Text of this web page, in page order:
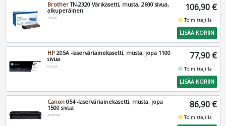
BrotherTN-2320 Värikasetti, musta, 2600 sivua,
alkuperäinen
TN2320
106,90 €
fiber_manual_recordToimittajilla
LISÄÄ KORIIN
HP 205A -laserväriainekasetti, musta, jopa 1100
sivua
CF530A
77,90 €
fiber_manual_recordToimittajilla
LISÄÄ KORIIN
Canon 054 -laserväriainekasetti, musta, jopa
1500 sivua
3024C002
86,90 €
fiber_manual_recordToimittajilla